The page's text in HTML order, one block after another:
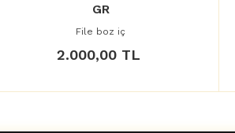
GR
File boz iç
2.000,00 TL